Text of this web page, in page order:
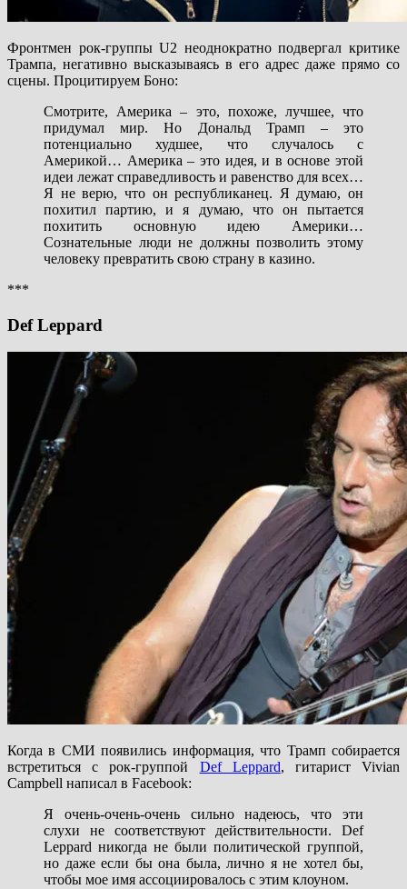
Фронтмен рок-группы U2 неоднократно подвергал критике
Трампа, негативно высказываясь в его адрес даже прямо со
сцены. Процитируем Боно:
Смотрите, Америка – это, похоже, лучшее, что
придумал мир. Но Дональд Трамп – это
потенциально худшее, что случалось с
Америкой… Америка – это идея, и в основе этой
идеи лежат справедливость и равенство для всех…
Я не верю, что он республиканец. Я думаю, он
похитил партию, и я думаю, что он пытается
похитить основную идею Америки…
Сознательные люди не должны позволить этому
человеку превратить свою страну в казино.
***
Def Leppard
Когда в СМИ появились информация, что Трамп собирается
встретиться с рок-группой Def Leppard, гитарист Vivian
Campbell написал в Facebook:
Я очень-очень-очень сильно надеюсь, что эти
слухи не соответствуют действительности. Def
Leppard никогда не были политической группой,
но даже если бы она была, лично я не хотел бы,
чтобы мое имя ассоциировалось с этим клоуном.